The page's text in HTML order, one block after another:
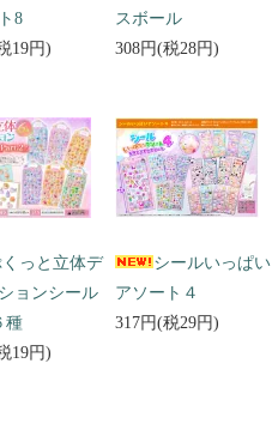
8
19円)
スボール
308円(税28円)
っと立体デ
ョンシール
19円)
シールいっぱい
アソート４
317円(税29円)